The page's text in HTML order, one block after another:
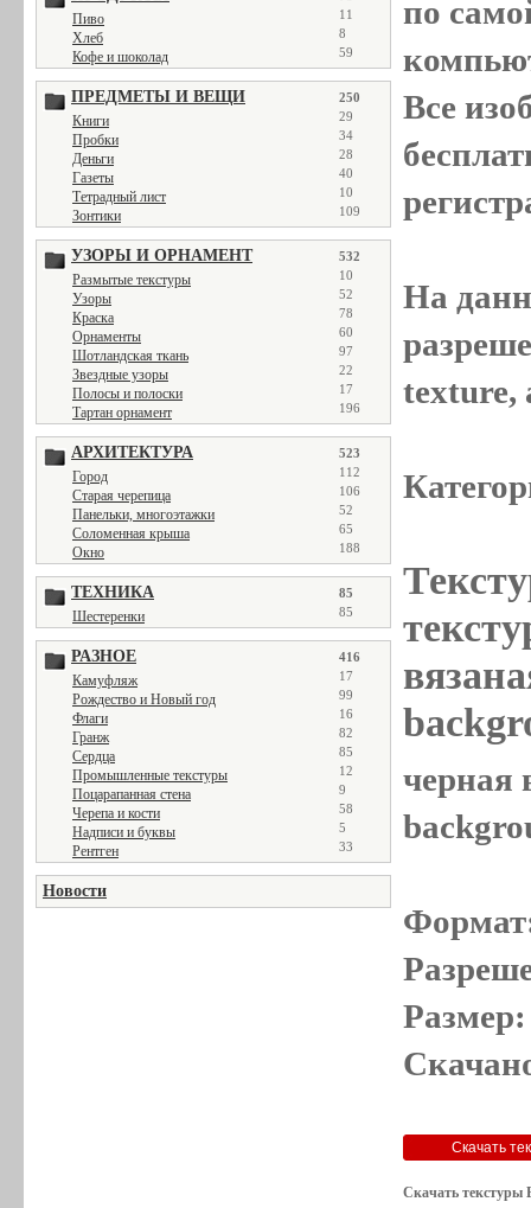
Пиво 11
Хлеб 8
Кофе и шоколад 59
ПРЕДМЕТЫ И ВЕЩИ 250
Книги 29
Пробки 34
Деньги 28
Газеты 40
Тетрадный лист 10
Зонтики 109
УЗОРЫ И ОРНАМЕНТ 532
Размытые текстуры 10
Узоры 52
Краска 78
Орнаменты 60
Шотландская ткань 97
Звездные узоры 22
Полосы и полоски 17
Тартан орнамент 196
АРХИТЕКТУРА 523
Город 112
Старая черепица 106
Панельки, многоэтажки 52
Соломенная крыша 65
Окно 188
ТЕХНИКА 85
Шестеренки 85
РАЗНОЕ 416
Камуфляж 17
Рождество и Новый год 99
Флаги 16
Гранж 82
Сердца 85
Промышленные текстуры 12
Поцарапанная стена 9
Черепа и кости 58
Надписи и буквы 5
Рентген 33
Новости
по
Все
На
texture,
черная
Скачать текстуры